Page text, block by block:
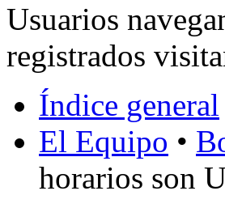
Usuarios
registrados
Índice general
El Equipo •
horarios son